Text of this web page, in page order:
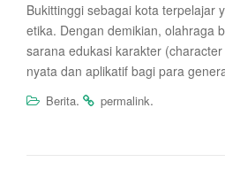
Bukittinggi sebagai kota terpelajar
etika. Dengan demikian, olahraga
sarana edukasi karakter
nyata dan aplikatif bagi para
Berita. permalink.